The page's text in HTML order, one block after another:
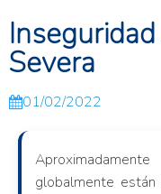
Severa
01/02/2022
globalmente